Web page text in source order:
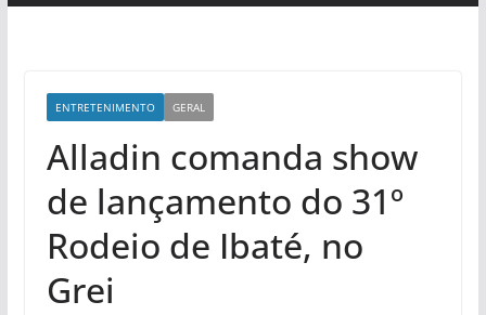
ENTRETENIMENTO GERAL
Alladin comanda show
de lançamento do 31º
Rodeio de Ibaté, no
Grei